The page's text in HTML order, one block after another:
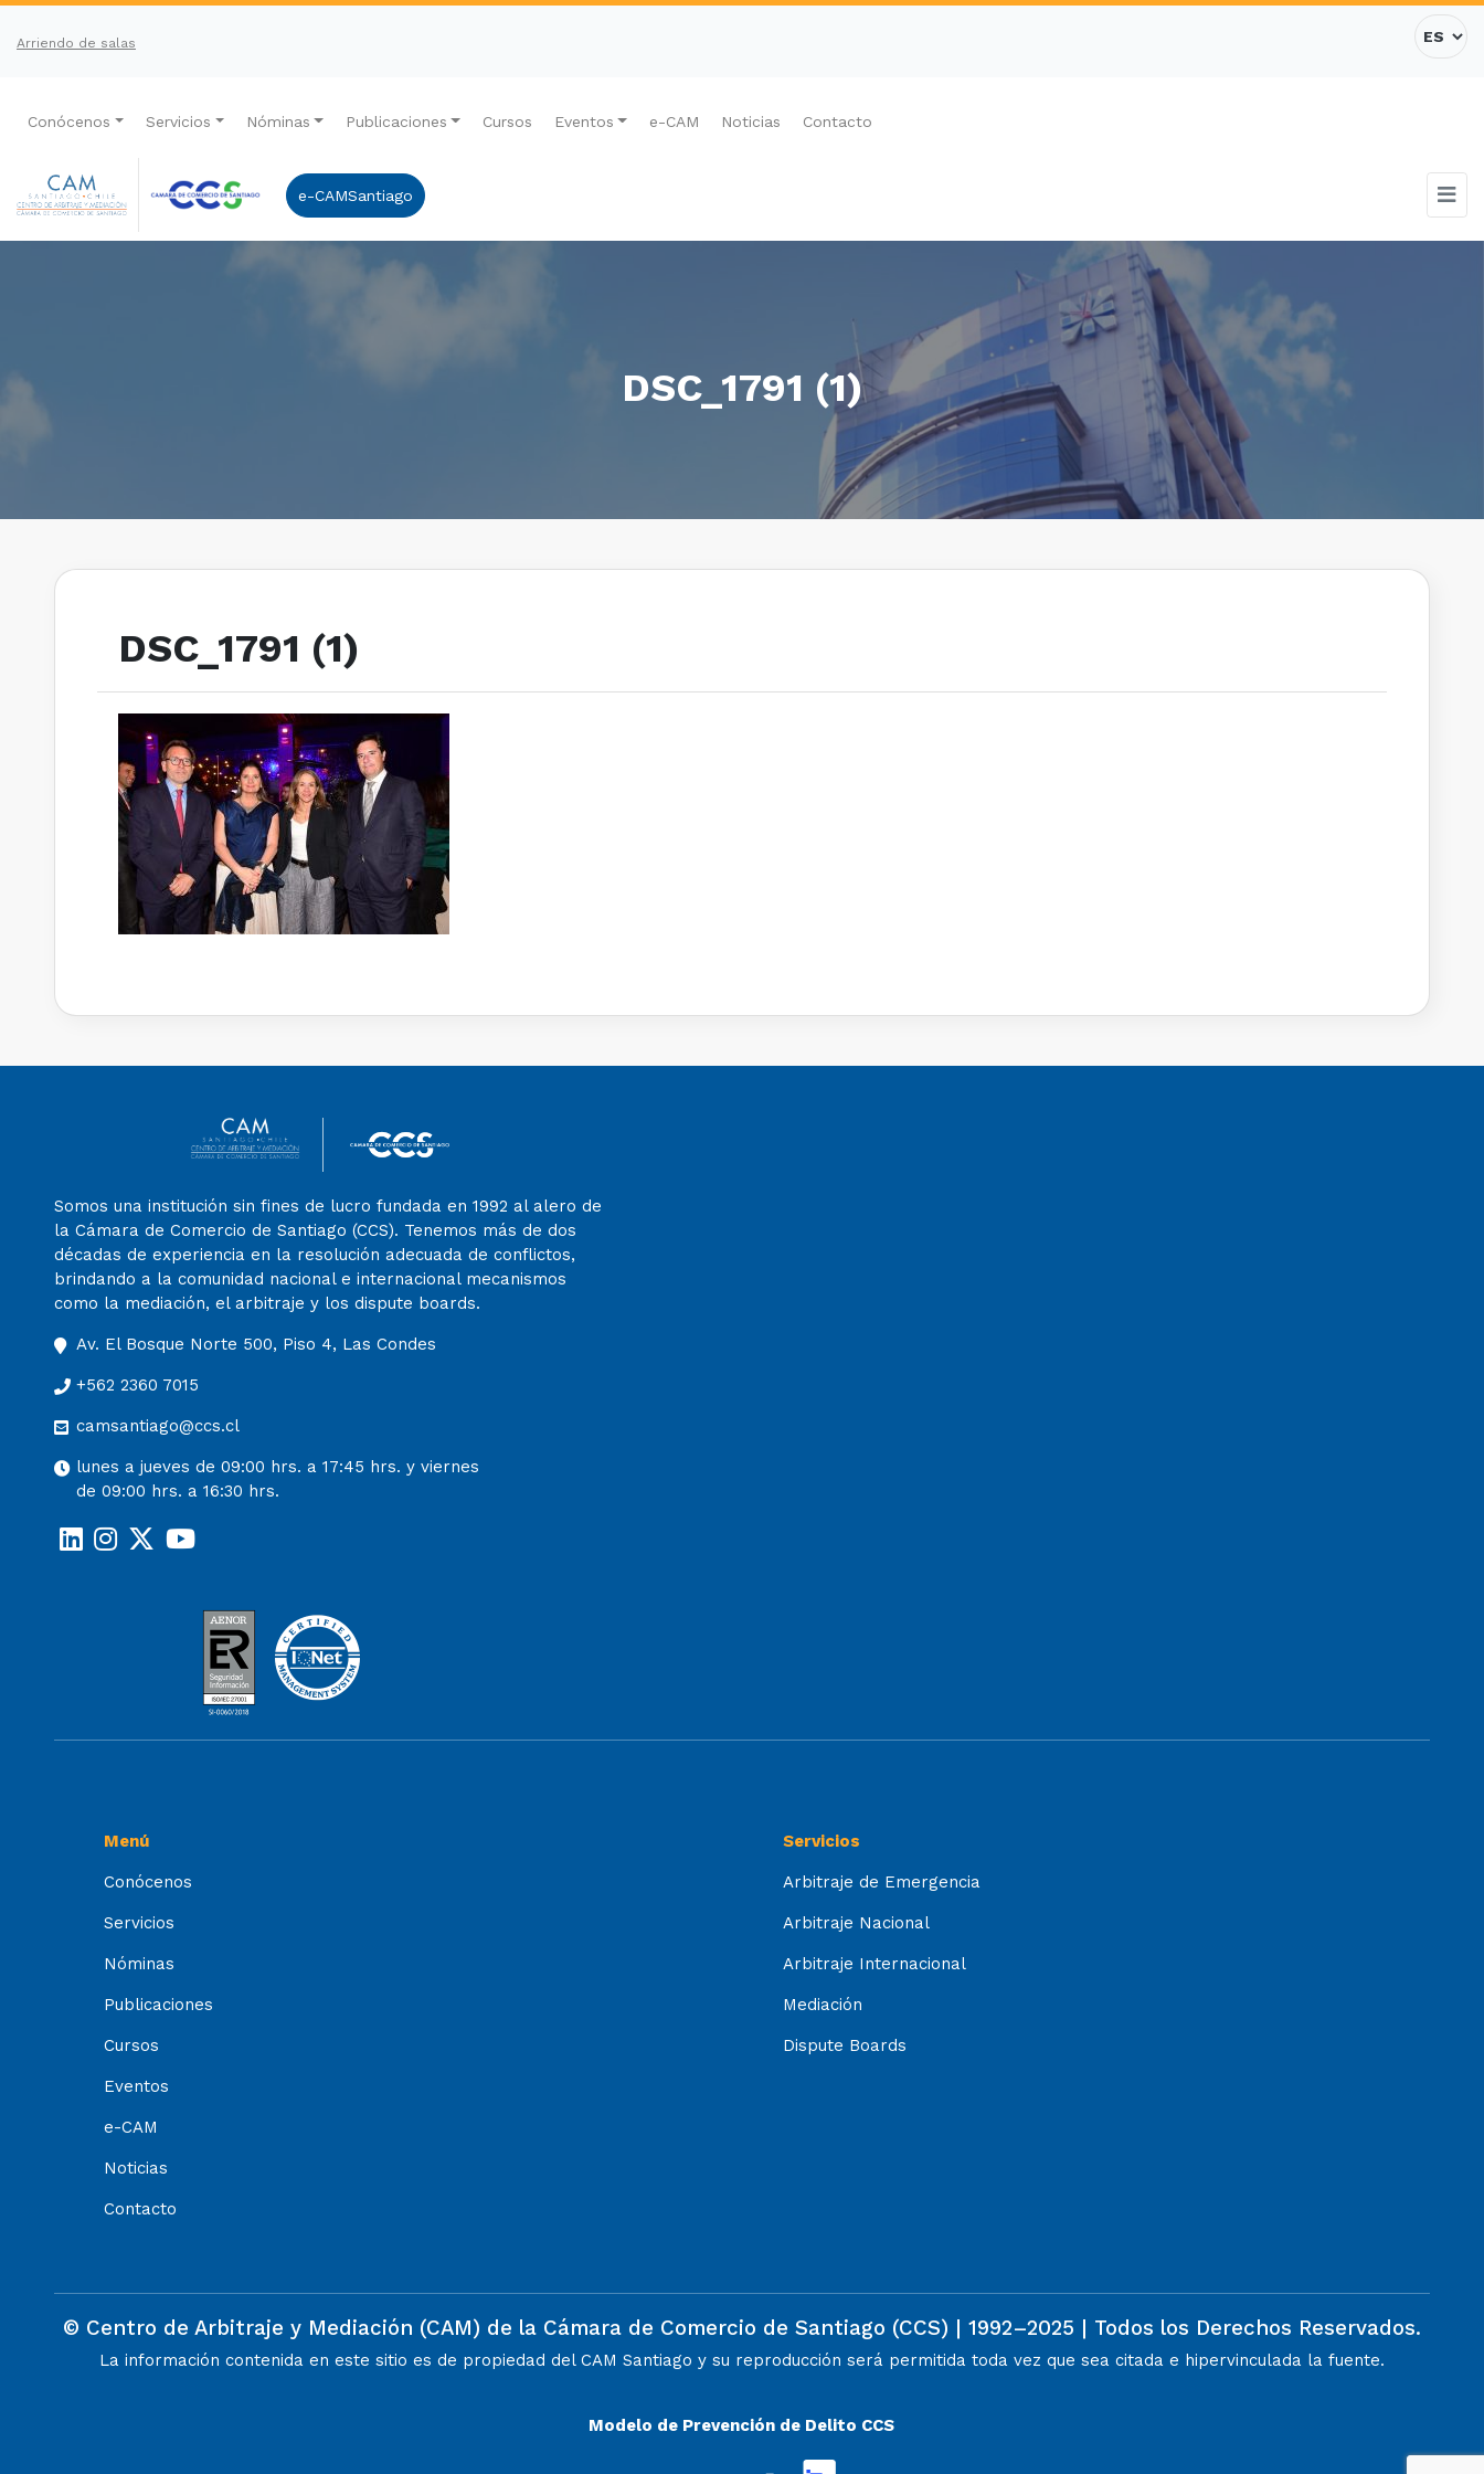
Arriendo de salas
Conócenos Servicios Nóminas Publicaciones Cursos Eventos e-CAM Noticias Contacto
e-CAMSantiago
DSC_1791 (1)
DSC_1791 (1)
Somos una institución sin fines de lucro fundada en 1992 al alero de
la Cámara de Comercio de Santiago (CCS). Tenemos más de dos
décadas de experiencia en la resolución adecuada de conflictos,
brindando a la comunidad nacional e internacional mecanismos
como la mediación, el arbitraje y los dispute boards.
Av. El Bosque Norte 500, Piso 4, Las Condes
+562 2360 7015
camsantiago@ccs.cl
lunes a jueves de 09:00 hrs. a 17:45 hrs. y viernes
de 09:00 hrs. a 16:30 hrs.
Menú
Conócenos
Servicios
Nóminas
Publicaciones
Cursos
Eventos
e-CAM
Noticias
Contacto
Servicios
Arbitraje de Emergencia
Arbitraje Nacional
Arbitraje Internacional
Mediación
Dispute Boards
© Centro de Arbitraje y Mediación (CAM) de la Cámara de Comercio de Santiago (CCS) | 1992–2025 | Todos los Derechos Reservados.
La información contenida en este sitio es de propiedad del CAM Santiago y su reproducción será permitida toda vez que sea citada e hipervinculada la fuente.
Modelo de Prevención de Delito CCS